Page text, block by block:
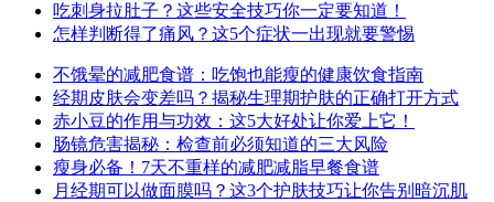
吃刺身拉肚子？这些安全技巧你一定要知道！
怎样判断得了痛风？这5个症状一出现就要警惕
不饿晕的减肥食谱：吃饱也能瘦的健康饮食指南
经期皮肤会变差吗？揭秘生理期护肤的正确打开方式
赤小豆的作用与功效：这5大好处让你爱上它！
肠镜危害揭秘：检查前必须知道的三大风险
瘦身必备！7天不重样的减肥减脂早餐食谱
月经期可以做面膜吗？这3个护肤技巧让你告别暗沉肌